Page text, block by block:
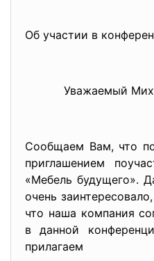
Об участии в
Уважаемый
Сообщаем Вам, что
приглашением
«Мебель будущего».
очень
что наша компания
в данной
прилагаем